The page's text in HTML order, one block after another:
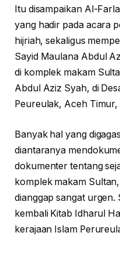
Itu disampaikan Al-
yang hadir pada acara
hijriah, sekaligus
Sayid Maulana Abdul
di komplek makam
Abdul Aziz Syah, di
Peureulak, Aceh Timur,
Banyak hal yang
diantaranya
dokumenter tentang
komplek makam
dianggap sangat
kembali Kitab Idharul
kerajaan Islam